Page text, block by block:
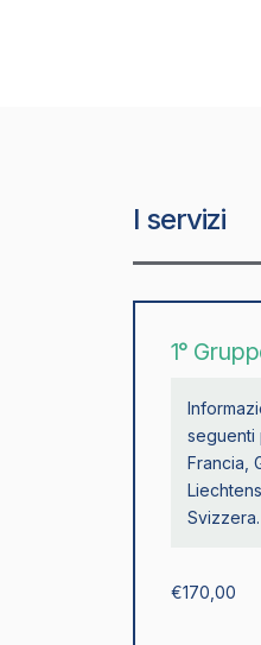
I servizi
1°
seguenti
Francia,
Svizzera.
€170,00